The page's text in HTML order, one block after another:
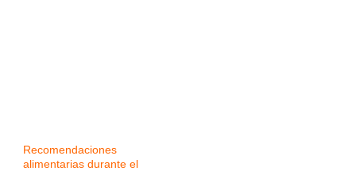
Recomendaciones
alimentarias durante el